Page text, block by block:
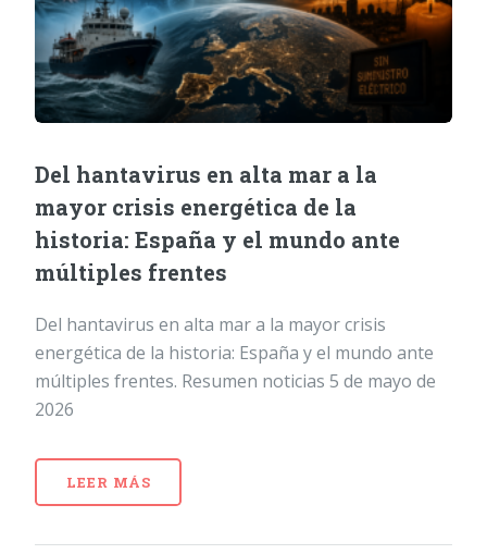
Del hantavirus en alta mar a la
mayor crisis energética de la
historia: España y el mundo ante
múltiples frentes
Del hantavirus en alta mar a la mayor crisis
energética de la historia: España y el mundo ante
múltiples frentes. Resumen noticias 5 de mayo de
2026
LEER MÁS